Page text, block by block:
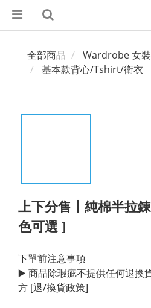
全部商品
Wardrobe 女裝
基本款背心/Tshirt/衛衣
上下分售丨純棉半拉
色可選 ]
下單前注意事項
▶️ 商品除瑕疵不提供任何退換
方 [退/換貨政策]